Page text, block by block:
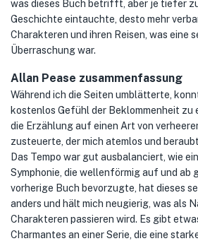
was dieses Buch betrifft, aber je tiefer
Geschichte eintauchte, desto mehr
Charakteren und ihren Reisen, was eine
Überraschung war.
Allan Pease zusammenfassung
Während ich die Seiten umblätterte,
kostenlos Gefühl der Beklommenheit zu
die Erzählung auf einen Art von
zusteuerte, der mich atemlos und
Das Tempo war gut ausbalanciert, wie
Symphonie, die wellenförmig auf und ab
vorherige Buch bevorzugte, hat dieses
anders und hält mich neugierig, was als
Charakteren passieren wird. Es gibt
Charmantes an einer Serie, die eine